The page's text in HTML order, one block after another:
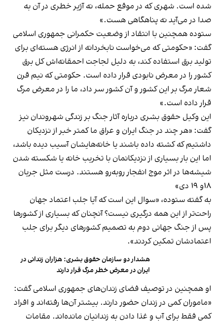
شده است. شهری که در موقع حمله، نه آژیر خطری در آن به
صدا در می‌آید نه پناهگاهی هست.»
ستوده همچنین با انتقاد از وضعیت حکمرانی جمهوری اسلامی
گفت: «حکومتی که می‌خواست نابخردانه از انرژی هسته‌ای برای
تولید برق استفاده کند، به دلیل لجاجت احمقانه‌اش کل برق
کشور را در معرض نابودی قرار داده است. حکومتی که نیم قرن
شعار مرگ بر این کشور و آن کشور سر داد، ما را در معرض مرگ
قرار داده است.»
این وکیل حقوق بشری درباره آثار جنگ بر زندگی شهروندان نیز
گفت: «هر چند در جنگ ایران و عراق ما کمتر خبر از نزدیکان
داشتیم که کشته داده باشند یا خانه‌هایشان آسیب دیده باشد،
اما این بار بسیاری از نزدیکانمان با تخریب خانه یا شکسته شدن
شیشه‌ها در اثر موج انفجار روبه‌رو هستند. درست مثل جریان
۱۸و ۱۹ دی»
به گفته ستوده، «سوال این است که آیا جلب اعتماد جهان
راحت‌تر از این همه درگیری نیست؟ آنچنان که بسیاری از کشورها
پس از جنگ جهانی دوم به تصمیم کشورهای دیگر برای جلب
اعتمادشان تمکین کردند».
هشدار دو سازمان حقوق بشری: هزاران زندانی در
ایران در معرض خطر مرگ قرار دارند
او همچنین در توصیف فضای زندان‌های جمهوری اسلامی گفت:
«ماموران کمی در زندان حضور دارند. بیشتر آن‌ها رفته‌اند و افراد
کمی فقط برای آب و غذا دادن به زندانیان مانده‌اند. مقامات